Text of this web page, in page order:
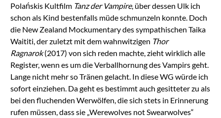
Polańskis Kultfilm Tanz der Vampire, über dessen Ulk ich
schon als Kind bestenfalls müde schmunzeln konnte. Doch
die New Zealand Mockumentary des sympathischen Taika
Waititi, der zuletzt mit dem wahnwitzigen Thor
Ragnarok(2017) von sich reden machte, zieht wirklich alle
Register, wenn es um die Verballhornung des Vampirs geht.
Lange nicht mehr so Tränen gelacht. In diese WG würde ich
sofort einziehen. Da geht es bestimmt auch gesitteter zu als
bei den fluchenden Werwölfen, die sich stets in Erinnerung
rufen müssen, dass sie „Werewolves not Swearwolves“